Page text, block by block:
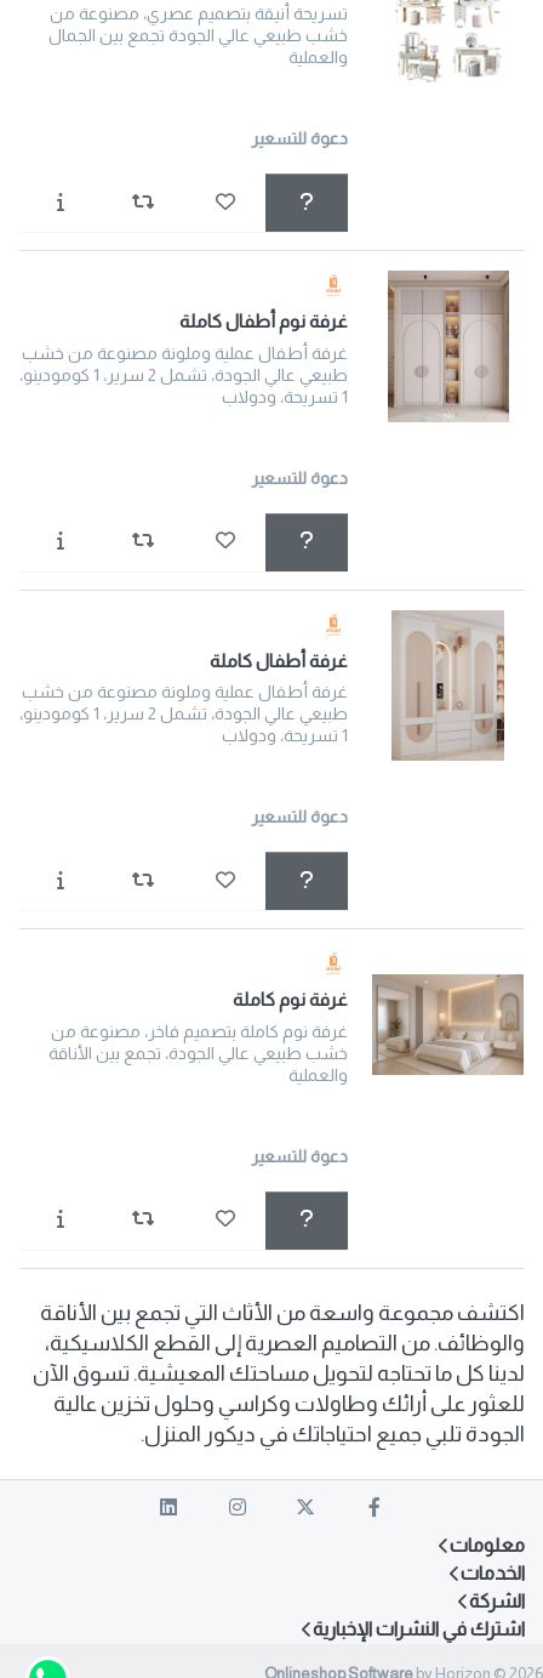
تسريحة أنيقة بتصميم عصري، مصنوعة من
خشب طبيعي عالي الجودة تجمع بين الجمال
والعملية
دعوة للتسعير
غرفة نوم أطفال كاملة
غرفة أطفال عملية وملونة مصنوعة من خشب
طبيعي عالي الجودة، تشمل 2 سرير، 1 كومودينو،
1 تسريحة، ودولاب
دعوة للتسعير
غرفة أطفال كاملة
غرفة أطفال عملية وملونة مصنوعة من خشب
طبيعي عالي الجودة، تشمل 2 سرير، 1 كومودينو،
1 تسريحة، ودولاب
دعوة للتسعير
غرفة نوم كاملة
غرفة نوم كاملة بتصميم فاخر، مصنوعة من
خشب طبيعي عالي الجودة، تجمع بين الأناقة
والعملية
دعوة للتسعير
اكتشف مجموعة واسعة من الأثاث التي تجمع بين الأناقة
والوظائف. من التصاميم العصرية إلى القطع الكلاسيكية،
لدينا كل ما تحتاجه لتحويل مساحتك المعيشية. تسوق الآن
للعثور على أرائك وطاولات وكراسي وحلول تخزين عالية
الجودة تلبي جميع احتياجاتك في ديكور المنزل.
معلومات
الخدمات
الشركة
اشترك في النشرات الإخبارية
Onlineshop Software by Horizon © 2026